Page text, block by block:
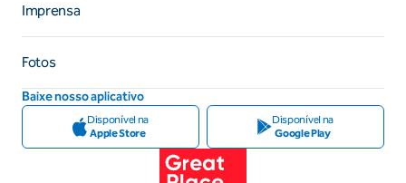
Imprensa
Fotos
Baixe nosso aplicativo
Disponível na
Apple Store
Disponível na
Google Play